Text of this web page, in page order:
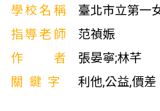
學校名稱
臺北市立第一
指導老師
范禎娠
作者
張晏寧;林芊
關鍵字
利他,公益,價差